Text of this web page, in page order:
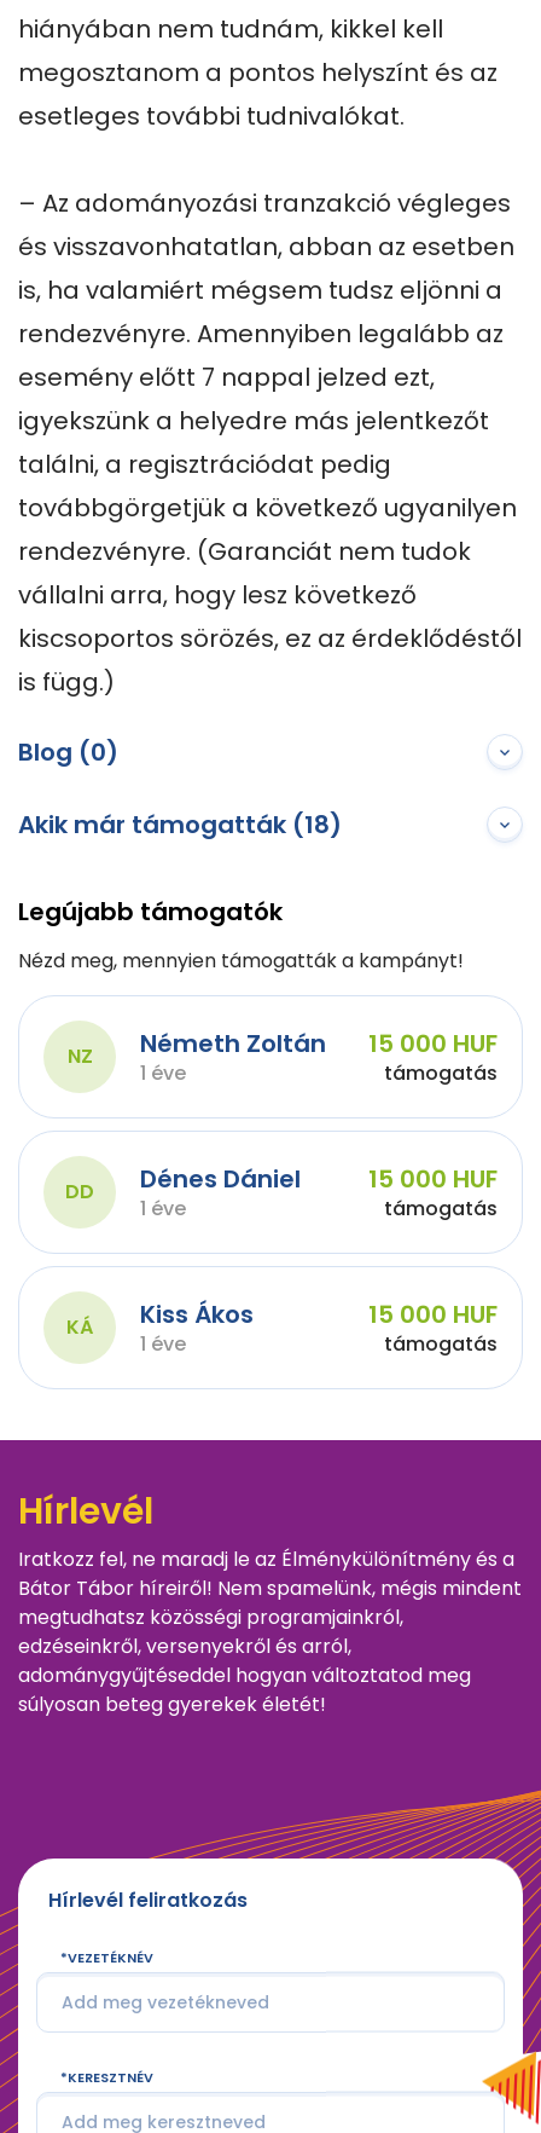
hiányában nem tudnám, kikkel kell
megosztanom a pontos helyszínt és az
esetleges további tudnivalókat.
– Az adományozási tranzakció végleges
és visszavonhatatlan, abban az esetben
is, ha valamiért mégsem tudsz eljönni a
rendezvényre. Amennyiben legalább az
esemény előtt 7 nappal jelzed ezt,
igyekszünk a helyedre más jelentkezőt
találni, a regisztrációdat pedig
továbbgörgetjük a következő ugyanilyen
rendezvényre. (Garanciát nem tudok
vállalni arra, hogy lesz következő
kiscsoportos sörözés, ez az érdeklődéstől
is függ.)
Blog (0)
Akik már támogatták (18)
Legújabb támogatók
Nézd meg, mennyien támogatták a kampányt!
NZ Németh Zoltán
1 éve
15 000 HUF
támogatás
DD Dénes Dániel
1 éve
15 000 HUF
támogatás
KÁ Kiss Ákos
1 éve
15 000 HUF
támogatás
Hírlevél
Iratkozz fel, ne maradj le az Élménykülönítmény és a
Bátor Tábor híreiről! Nem spamelünk, mégis mindent
megtudhatsz közösségi programjainkról,
edzéseinkről, versenyekről és arról,
adománygyűjtéseddel hogyan változtatod meg
súlyosan beteg gyerekek életét!
Hírlevél feliratkozás
VEZETÉKNÉV
KERESZTNÉV